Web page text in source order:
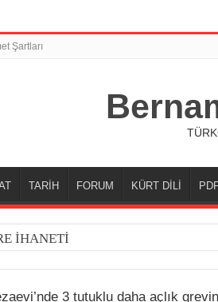
Şartları
TARİH FORUM KÜRT DİLİ
İHANETİ
3 tutuklu daha açlık